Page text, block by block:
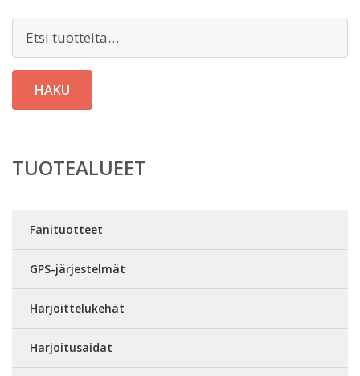
Etsi:
HAKU
TUOTEALUEET
Fanituotteet
GPS-järjestelmät
Harjoittelukehät
Harjoitusaidat